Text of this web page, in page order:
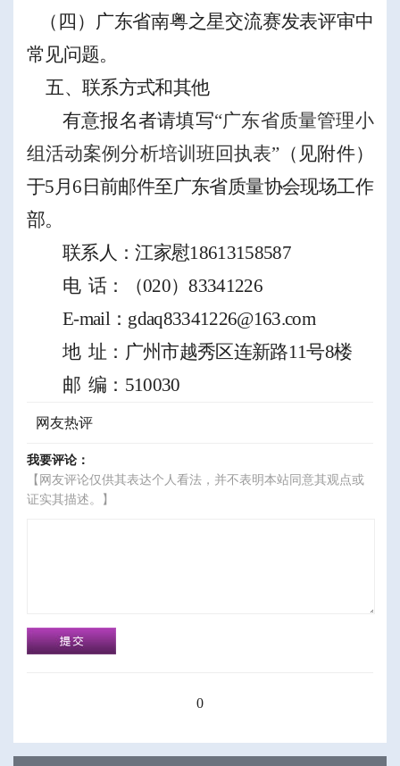
（ 四 ） 广东省南粤之星交流赛发表评审中
常见问题。
五、联系方式和其他
有意报名者请填写“广东省质量管理小
组活动案例分析培训班回执表”（见附件）
于5月 6 日前邮件至广东省质量协会现场工作
部。
联系人：江家慰18613158587
电 话： （020）83341226
E-mail： gdaq83341226@163.com
地 址：广州市越秀区连新路11号8楼
邮 编： 510030
网友热评
我要评论：
【网友评论仅供其表达个人看法，并不表明本站同意其观点或
证实其描述。】
0